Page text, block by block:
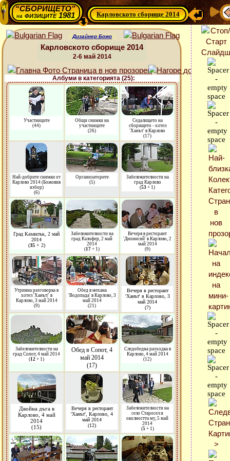
“СБОРИЩЕТО”
нафизиците 1981 Карловското сборище 2014
Дизайнер Божо
Карловското сборище 2014
2-6 май 2014
Албуми в категорията (25):
Участниците
(44)
Общи снимки на
участниците
(26)
Седалището на
сборището - хотел
'Ханът' в Карлово
(17)
Най-добрите снимки от
Карлово 2014 (Божовия
избор)
(6)
Организаторите
(5)
Забележителности на
град Карлово
(53 + 1)
Град Казанлък, 2 май
2014
(35+ 2)
Забележителности на
град Калофер, 2 май
2014
(17 + 1)
Вечеря в ресторант
'Дионисий' в Карлово, 2
май 2014
(9)
Утринна разговорка в
хотел 'Ханът|' в
Карлово, 3 май 2014
(9)
Обед в механа
'Водопада' в Карлово, 3
май 2014
(21)
Вечеря в ресторант
'Ханът' в Карлово, 3
май 2014
(7)
Забележителности на
град Сопот, 4 май 2014
(12 + 1)
Обед в Сопот, 4
май 2014
(17)
Следобедна разходка в
Карлово, 4 май 2014
(12)
Двойна дъга в
Карлово, 4 май
2014
(15)
Вечеря в ресторант
'Ханът', Карлово, 4
май 2014
(12)
Забележителности на
село Старосел и
околността му, 5 май
2014
(5+ 1)